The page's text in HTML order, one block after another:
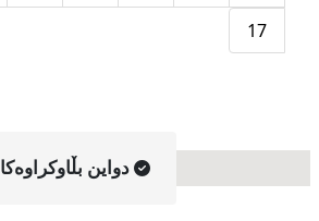
17
دواین بڵاوکراوه‌کا